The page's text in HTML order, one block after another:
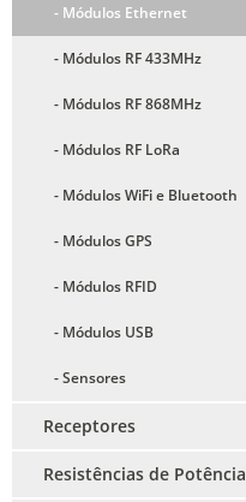
- Módulos Ethernet
- Módulos RF 433MHz
- Módulos RF 868MHz
- Módulos RF LoRa
- Módulos WiFi e Bluetooth
- Módulos GPS
- Módulos RFID
- Módulos USB
- Sensores
Receptores
Resistências de Potência